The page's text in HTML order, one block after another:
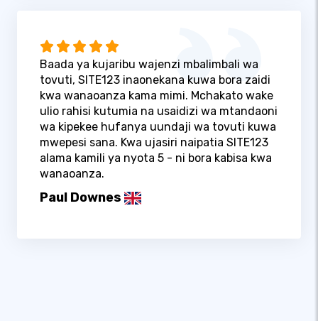
Baada ya kujaribu wajenzi mbalimbali wa
tovuti, SITE123 inaonekana kuwa bora zaidi
kwa wanaoanza kama mimi. Mchakato wake
ulio rahisi kutumia na usaidizi wa mtandaoni
wa kipekee hufanya uundaji wa tovuti kuwa
mwepesi sana. Kwa ujasiri naipatia SITE123
alama kamili ya nyota 5 - ni bora kabisa kwa
wanaoanza.
Paul Downes